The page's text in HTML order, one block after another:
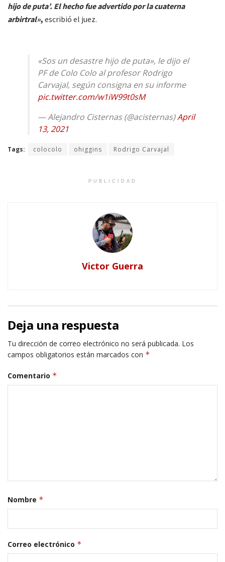
hijo de puta’. El hecho fue advertido por la cuaterna
arbirtral», escribió el juez.
«Sos un desastre hijo de puta», le dijo el
PF de Colo Colo al profesor Rodrigo
Carvajal, según consigna en su informe
pic.twitter.com/w1iW99t0sM
— Alejandro Cisternas (@acisternas)April
13, 2021
Tags: colocolo ohiggins Rodrigo Carvajal
PUBLICIDAD
Victor Guerra
Deja una respuesta
Tu dirección de correo electrónico no será publicada. Los
campos obligatorios están marcados con *
Comentario *
Nombre *
Correo electrónico *